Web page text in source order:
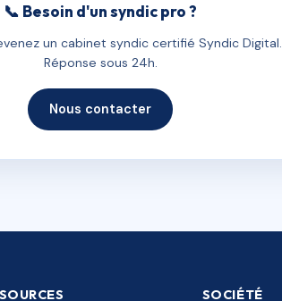
📞 Besoin d'un syndic pro ?
un cabinet syndic certifié Syndic Digital.
Réponse sous 24h.
Nous contacter
SOCIÉTÉ